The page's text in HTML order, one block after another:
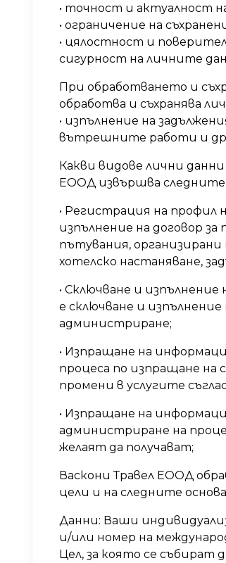
• точност и актуалност
• ограничение на
• цялостност и
сигурност на личните
При обработването и
обработва и съхранява
• изпълнение на
вътрешните работи и
Какви видове лични
ЕООД извършва следните
• Регистрация на профил
изпълнение на договор
пътувания,
хотелско настаняване,
• Сключване и
е сключване и
администриране;
• Изпращане на
процеса по изпращане
промени в услугите
• Изпращане на
администриране на
желаят да получават;
Васкони Травел ЕООД
цели и на следните
Данни: Ваши
и/или номер на
Цел, за която се събират